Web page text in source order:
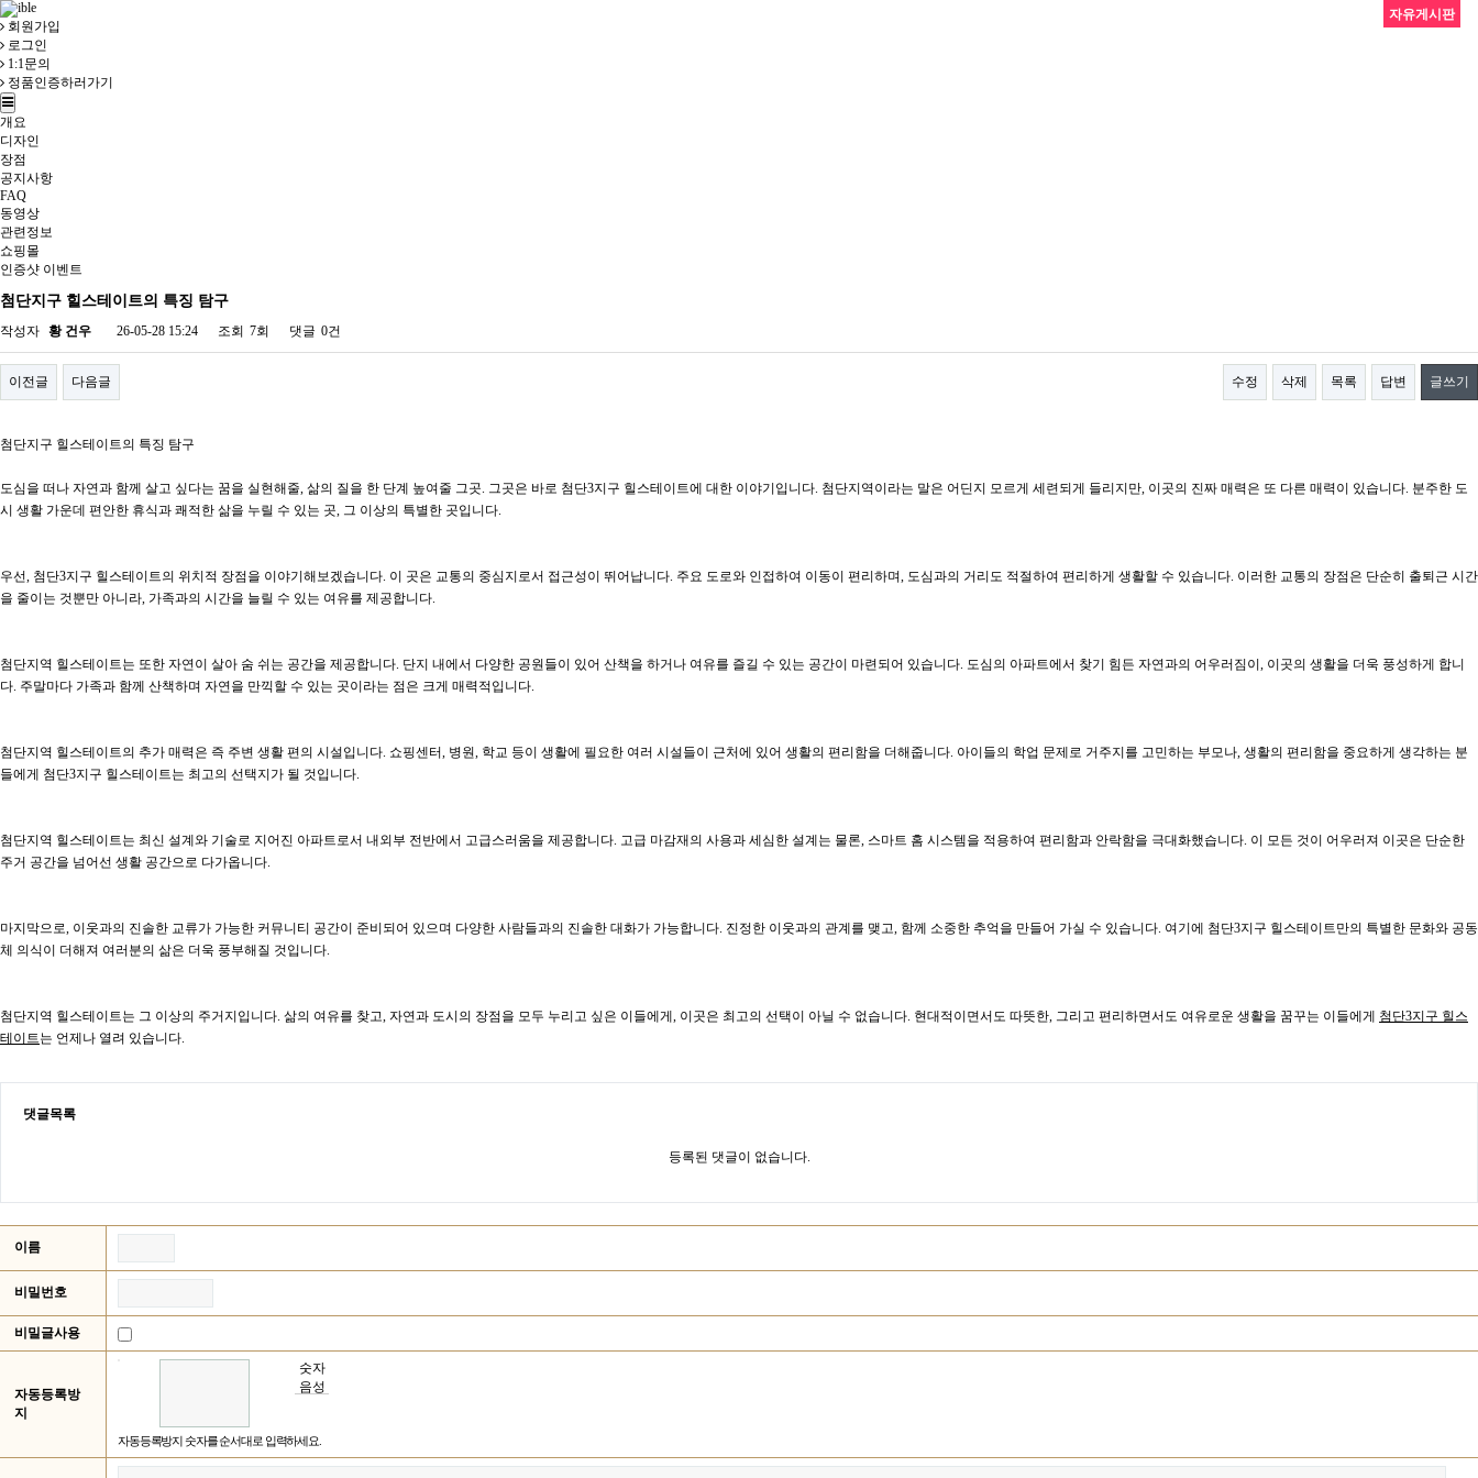
회원가입
로그인
1:1문의
정품인증하러가기
개요
디자인
장점
공지사항
FAQ
동영상
관련정보
쇼핑몰
인증샷 이벤트
자유게시판
첨단지구 힐스테이트의 특징 탐구
작성자 황 건우 26-05-28 15:24 조회 7회 댓글 0건
이전글 다음글 수정 삭제 목록 답변 글쓰기
첨단지구 힐스테이트의 특징 탐구
도심을 떠나 자연과 함께 살고 싶다는 꿈을 실현해줄, 삶의 질을 한 단계 높여줄 그곳. 그곳은 바로 첨단3지구 힐스테이트에 대한 이야기입니다. 첨단지역이라는 말은 어딘지 모르게 세련되게 들리지만, 이곳의 진짜 매력은 또 다른 매력이 있습니다. 분주한 도
시 생활 가운데 편안한 휴식과 쾌적한 삶을 누릴 수 있는 곳, 그 이상의 특별한 곳입니다.
우선, 첨단3지구 힐스테이트의 위치적 장점을 이야기해보겠습니다. 이 곳은 교통의 중심지로서 접근성이 뛰어납니다. 주요 도로와 인접하여 이동이 편리하며, 도심과의 거리도 적절하여 편리하게 생활할 수 있습니다. 이러한 교통의 장점은 단순히 출퇴근 시간
을 줄이는 것뿐만 아니라, 가족과의 시간을 늘릴 수 있는 여유를 제공합니다.
첨단지역 힐스테이트는 또한 자연이 살아 숨 쉬는 공간을 제공합니다. 단지 내에서 다양한 공원들이 있어 산책을 하거나 여유를 즐길 수 있는 공간이 마련되어 있습니다. 도심의 아파트에서 찾기 힘든 자연과의 어우러짐이, 이곳의 생활을 더욱 풍성하게 합니
다. 주말마다 가족과 함께 산책하며 자연을 만끽할 수 있는 곳이라는 점은 크게 매력적입니다.
첨단지역 힐스테이트의 추가 매력은 즉 주변 생활 편의 시설입니다. 쇼핑센터, 병원, 학교 등이 생활에 필요한 여러 시설들이 근처에 있어 생활의 편리함을 더해줍니다. 아이들의 학업 문제로 거주지를 고민하는 부모나, 생활의 편리함을 중요하게 생각하는 분
들에게 첨단3지구 힐스테이트는 최고의 선택지가 될 것입니다.
첨단지역 힐스테이트는 최신 설계와 기술로 지어진 아파트로서 내외부 전반에서 고급스러움을 제공합니다. 고급 마감재의 사용과 세심한 설계는 물론, 스마트 홈 시스템을 적용하여 편리함과 안락함을 극대화했습니다. 이 모든 것이 어우러져 이곳은 단순한
주거 공간을 넘어선 생활 공간으로 다가옵니다.
마지막으로, 이웃과의 진솔한 교류가 가능한 커뮤니티 공간이 준비되어 있으며 다양한 사람들과의 진솔한 대화가 가능합니다. 진정한 이웃과의 관계를 맺고, 함께 소중한 추억을 만들어 가실 수 있습니다. 여기에 첨단3지구 힐스테이트만의 특별한 문화와 공동
체 의식이 더해져 여러분의 삶은 더욱 풍부해질 것입니다.
첨단지역 힐스테이트는 그 이상의 주거지입니다. 삶의 여유를 찾고, 자연과 도시의 장점을 모두 누리고 싶은 이들에게, 이곳은 최고의 선택이 아닐 수 없습니다. 현대적이면서도 따뜻한, 그리고 편리하면서도 여유로운 생활을 꿈꾸는 이들에게 첨단3지구 힐스
테이트는 언제나 열려 있습니다.
댓글목록
등록된 댓글이 없습니다.
이름
비밀번호
비밀글사용
자동등록방
지
숫자
음성
자동등록방지 숫자를 순서대로 입력하세요.